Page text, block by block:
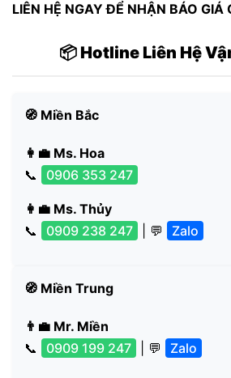
LIÊN HỆ NGAY ĐỂ NHẬN BÁO GIÁ
📦 Hotline Liên Hệ
🧭 Miền Bắc
👩‍💼 Ms. Hoa
📞
0906 353 247
👩‍💼 Ms. Thủy
📞
0909 238 247 | 💬 Zalo
🧭 Miền Trung
👨‍💼 Mr. Miền
📞
0909 199 247 | 💬 Zalo